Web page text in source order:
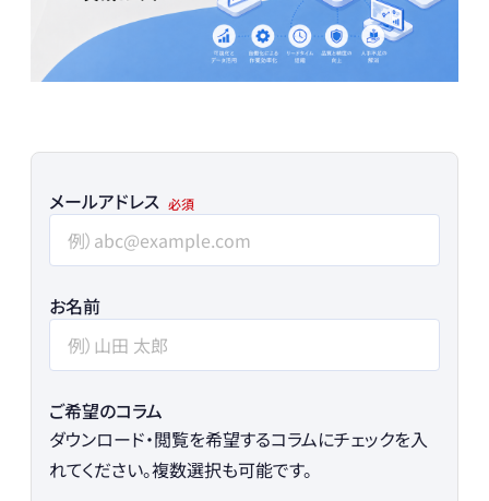
メールアドレス
お名前
ご希望のコラム
ダウンロード・閲覧を希望するコラムにチェックを入
れてください。複数選択も可能です。